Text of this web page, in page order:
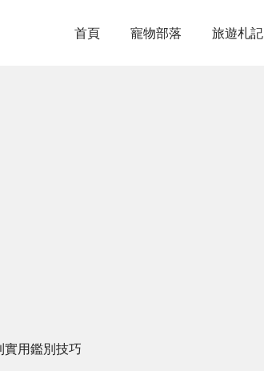
首頁 寵物部落 旅遊札記
實用鑑別技巧